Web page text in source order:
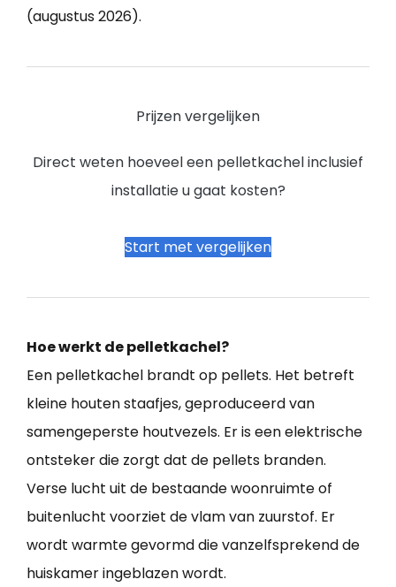
(augustus 2026).
Prijzen vergelijken
Direct weten hoeveel een pelletkachel inclusief
installatie u gaat kosten?
Start met vergelijken
Hoe werkt de pelletkachel?
Een pelletkachel brandt op pellets. Het betreft
kleine houten staafjes, geproduceerd van
samengeperste houtvezels. Er is een elektrische
ontsteker die zorgt dat de pellets branden.
Verse lucht uit de bestaande woonruimte of
buitenlucht voorziet de vlam van zuurstof. Er
wordt warmte gevormd die vanzelfsprekend de
huiskamer ingeblazen wordt.